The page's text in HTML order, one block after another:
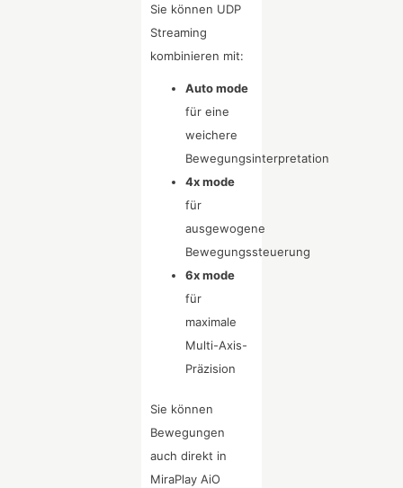
Sie können UDP
Streaming
kombinieren mit:
Auto mode
für eine
weichere
Bewegungsinterpretation
4x mode
für
ausgewogene
Bewegungssteuerung
6x mode
für
maximale
Multi-Axis-
Präzision
Sie können
Bewegungen
auch direkt in
MiraPlay AiO